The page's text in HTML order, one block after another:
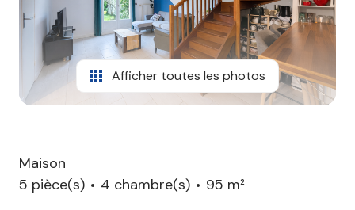
Afficher toutes les photos
Maison
5 pièce(s)
4 chambre(s)
95 m²